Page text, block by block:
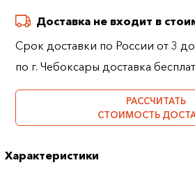
Доставка не входит в
Срок доставки по России от 3
по г. Чебоксары доставка
РАССЧИТАТЬ
СТОИМОСТЬ
Характеристики